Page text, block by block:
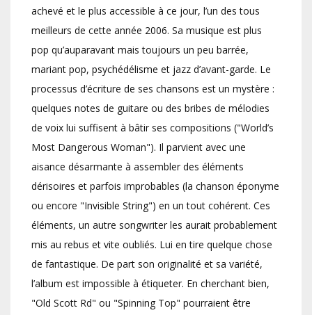
achevé et le plus accessible à ce jour, l’un des tous
meilleurs de cette année 2006. Sa musique est plus
pop qu’auparavant mais toujours un peu barrée,
mariant pop, psychédélisme et jazz d’avant-garde. Le
processus d’écriture de ses chansons est un mystère :
quelques notes de guitare ou des bribes de mélodies
de voix lui suffisent à bâtir ses compositions ("World’s
Most Dangerous Woman"). Il parvient avec une
aisance désarmante à assembler des éléments
dérisoires et parfois improbables (la chanson éponyme
ou encore "Invisible String") en un tout cohérent. Ces
éléments, un autre songwriter les aurait probablement
mis au rebus et vite oubliés. Lui en tire quelque chose
de fantastique. De part son originalité et sa variété,
l’album est impossible à étiqueter. En cherchant bien,
"Old Scott Rd" ou "Spinning Top" pourraient être